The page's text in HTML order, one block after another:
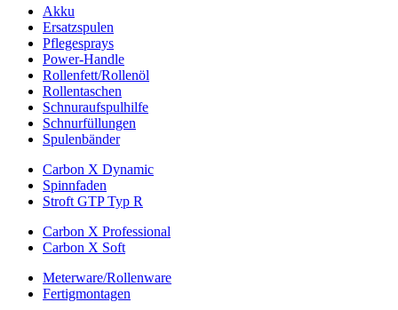
Akku
Ersatzspulen
Pflegesprays
Power-Handle
Rollenfett/Rollenöl
Rollentaschen
Schnuraufspulhilfe
Schnurfüllungen
Spulenbänder
Carbon X Dynamic
Spinnfaden
Stroft GTP Typ R
Carbon X Professional
Carbon X Soft
Meterware/Rollenware
Fertigmontagen